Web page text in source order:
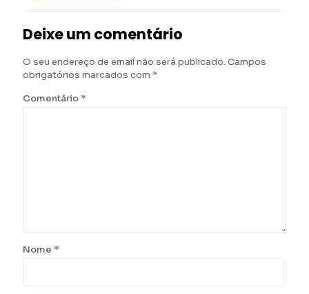
Deixe um comentário
O seu endereço de email não será publicado. Campos
obrigatórios marcados com *
Comentário*
Nome *